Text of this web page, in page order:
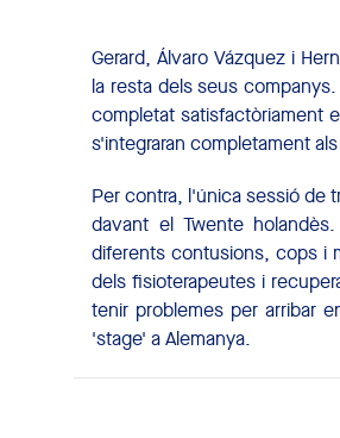
Gerard, Álvaro Vázquez i
la resta dels seus
completat satisfactòriament
s'integraran completament
Per contra, l'única sessió de
davant el Twente
diferents contusions, cops i
dels fisioterapeutes i
tenir problemes per arribar
'stage' a Alemanya.